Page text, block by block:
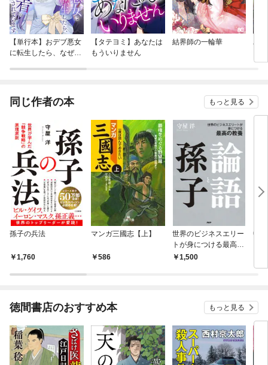
【単行本】おデブ悪女
に転生したら、なぜか
【タテヨミ】あなたは
もういりません
結界師の一輪華
バ
今
同じ作者の本 もっと見る
孫子の兵法
1,760
マンガ三國志【上】
586
世界のビジネスエリー
トが身につける最高の
教養 論語と孫子
1,500
中
徳間書店のおすすめ本 もっと見る